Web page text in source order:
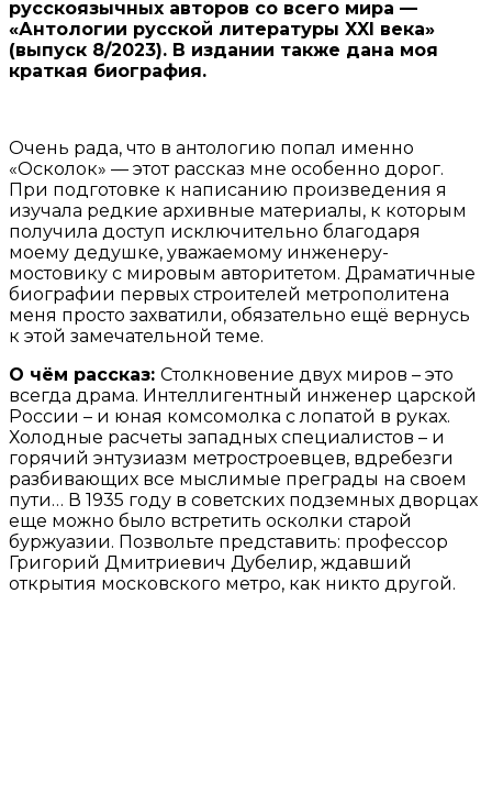
русскоязычных авторов со всего мира —
«Антологии русской литературы XXI века»
(выпуск 8/2023). В издании также дана моя
краткая биография.
Очень рада, что в антологию попал именно
«Осколок» — этот рассказ мне особенно дорог.
При подготовке к написанию произведения я
изучала редкие архивные материалы, к которым
получила доступ исключительно благодаря
моему дедушке, уважаемому инженеру-
мостовику с мировым авторитетом. Драматичные
биографии первых строителей метрополитена
меня просто захватили, обязательно ещё вернусь
к этой замечательной теме.
О чём рассказ: Столкновение двух миров – это
всегда драма. Интеллигентный инженер царской
России – и юная комсомолка с лопатой в руках.
Холодные расчеты западных специалистов – и
горячий энтузиазм метростроевцев, вдребезги
разбивающих все мыслимые преграды на своем
пути… В 1935 году в советских подземных дворцах
еще можно было встретить осколки старой
буржуазии. Позвольте представить: профессор
Григорий Дмитриевич Дубелир, ждавший
открытия московского метро, как никто другой.